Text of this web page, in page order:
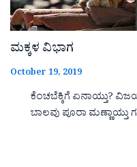
ಮಕ್ಕಳ ವಿಭಾಗ
October 19, 2019
ಕೆಂಚಬೆಕ್ಕಿಗೆ ಏನಾಯ್ತು?
ಬಾಲವು ಪೂರಾ ಮಣ್ಣಾಯ್ತು